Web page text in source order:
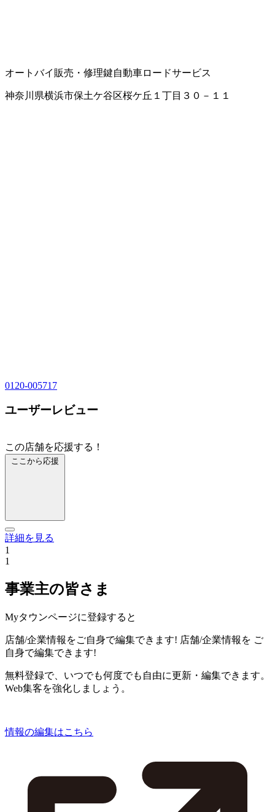
オートバイ販売・修理鍵自動車ロードサービス
神奈川県横浜市保土ケ谷区桜ケ丘１丁目３０－１１
0120-005717
ユーザーレビュー
この店舗を応援する！
ここから応援
詳細を見る
1
1
事業主の皆さま
Myタウンページに登録すると
店舗/企業情報をご自身で編集できます! 店舗/企業情報を ご
自身で編集できます!
無料登録で、いつでも何度でも自由に更新・編集できます。
Web集客を強化しましょう。
情報の編集はこちら